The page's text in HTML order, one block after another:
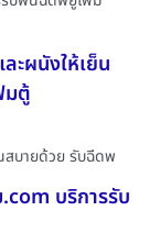
ะผนังให้เย็น
มตู้
สบายด้วย รับฉีดพ
บริการรับ